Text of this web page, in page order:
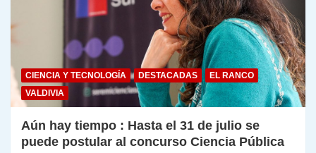
CIENCIA Y TECNOLOGÍA DESTACADAS
EL RANCO
VALDIVIA
Aún hay tiempo : Hasta el 31 de julio se
puede postular al concurso Ciencia Pública